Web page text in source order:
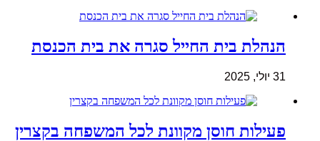
הנהלת בית החייל סגרה את בית הכנסת
31 יולי, 2025
פעילות חוסן מקוונת לכל המשפחה בקצרין